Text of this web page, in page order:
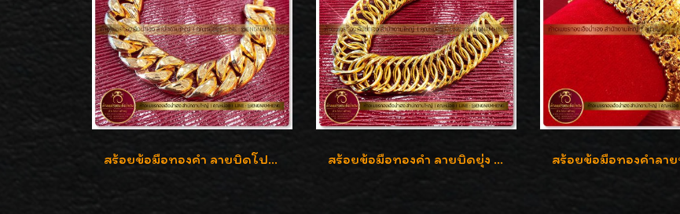
สร้อยข้อมือทองคำ ลายบิดโปร่งแกะลาย ทองคำ 96.5% น้ำหนัก 5 บาท สวยค่ะ สร้อยข้อมือทองคำ ลายบิดยุ่ง ทองคำ 96.5% น้ำหนัก 3 บาท สวยน่าสะสมค่ะ